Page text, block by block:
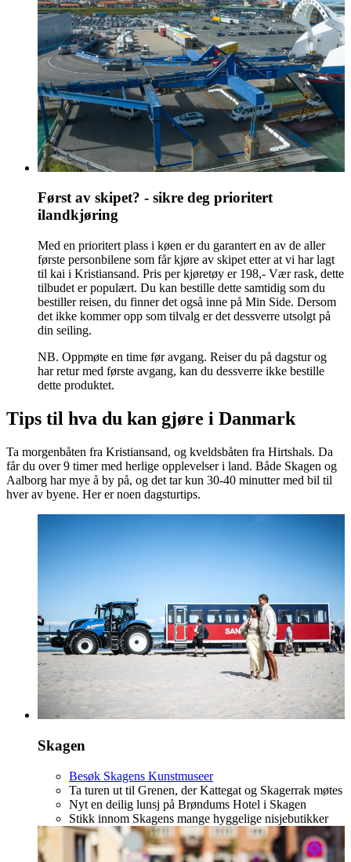
Først av skipet? - sikre deg prioritert
ilandkjøring
Med en prioritert plass i køen er du garantert en av de aller
første personbilene som får kjøre av skipet etter at vi har lagt
til kai i Kristiansand. Pris per kjøretøy er 198,- Vær rask, dette
tilbudet er populært. Du kan bestille dette samtidig som du
bestiller reisen, du finner det også inne på Min Side. Dersom
det ikke kommer opp som tilvalg er det dessverre utsolgt på
din seiling.
NB. Oppmøte en time før avgang. Reiser du på dagstur og
har retur med første avgang, kan du dessverre ikke bestille
dette produktet.
Tips til hva du kan gjøre i Danmark
Ta morgenbåten fra Kristiansand, og kveldsbåten fra Hirtshals. Da
får du over 9 timer med herlige opplevelser i land. Både Skagen og
Aalborg har mye å by på, og det tar kun 30-40 minutter med bil til
hver av byene. Her er noen dagsturtips.
Skagen
Besøk Skagens Kunstmuseer
Ta turen ut til Grenen, der Kattegat og Skagerrak møtes
Nyt en deilig lunsj på Brøndums Hotel i Skagen
Stikk innom Skagens mange hyggelige nisjebutikker